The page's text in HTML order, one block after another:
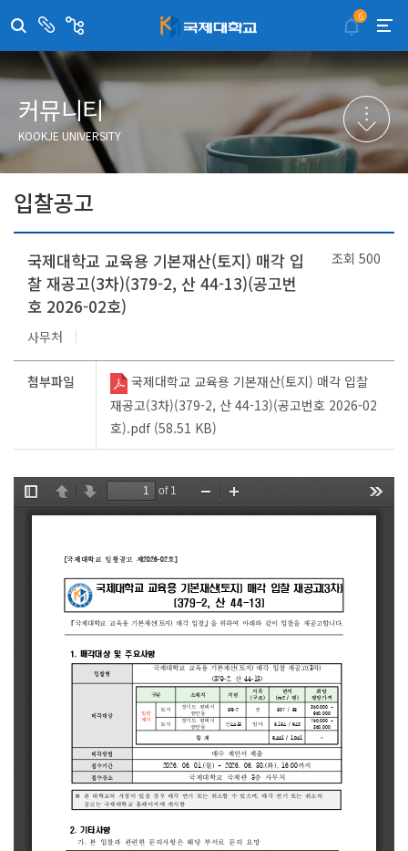
센
부
서
취·창업지원센터
국제대학교 입학안내
학술정보원
국제교류센터
산학협력단
평생교육원
교수학습지원센터
트
이메일무단수집거부
무선인터넷이용안내
포탈사이트
증명발급사이트
국제무인항공
6
커뮤니티
KOOKJE UNIVERSITY
입찰공고
국제대학교 교육용 기본재산(토지) 매각 입
찰 재공고(3차)(379-2, 산 44-13)(공고번
호 2026-02호)
조회 500
사무처
첨부파일
국제대학교 교육용 기본재산(토지) 매각 입찰
재공고(3차)(379-2, 산 44-13)(공고번호 2026-02
호).pdf (58.51 KB)